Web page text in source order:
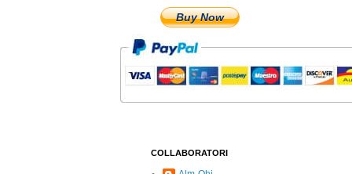
Buy Now
COLLABORATORI